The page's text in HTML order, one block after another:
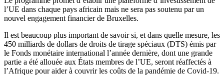
l’UE dans chaque pays africain mais ne sera pas soutenu par un
nouvel engagement financier de Bruxelles.
Il est beaucoup plus important de savoir si, et dans quelle mesure, les
450 milliards de dollars de droits de tirage spéciaux (DTS) émis par
le Fonds monétaire international l’année dernière, dont une grande
partie a été allouée aux États membres de l’UE, seront réaffectés à
l’Afrique pour aider à couvrir les coûts de la pandémie de Covid-19.